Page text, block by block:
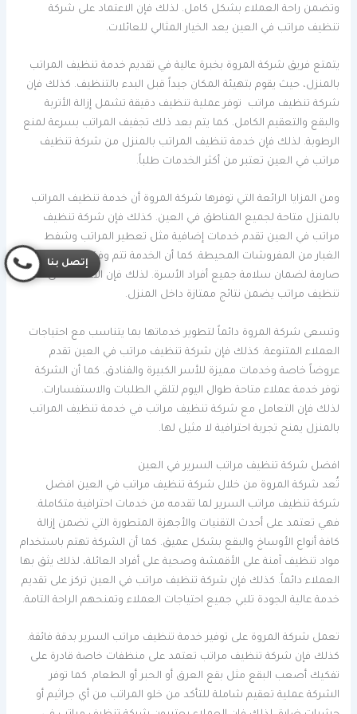
وتضمن راحة العملاء بشكل كامل. لذلك فإن الاعتماد على شركة
تنظيف مراتب في العين يعد الخيار المثالي للعائلات.
يتمتع فريق شركة المروة بخبرة عالية في تقديم خدمة تنظيف المراتب
بالمنزل، حيث يقوم بتهيئة المكان جيداً قبل البدء بالتنظيف. كذلك فإن
شركة تنظيف مراتب توفر عملية تنظيف دقيقة تشمل إزالة الأتربة
والبقع والتعقيم الكامل. كما يتم بعد ذلك تجفيف المراتب بسرعة لمنع
الرطوبة. لذلك فإن خدمة تنظيف المراتب بالمنزل من شركة تنظيف
مراتب في العين تعتبر من أكثر الخدمات طلباً.
ومن المزايا الرائعة التي توفرها شركة المروة أن خدمة تنظيف المراتب
بالمنزل متاحة لجميع المناطق في العين. كذلك فإن شركة تنظيف
مراتب في العين تقدم خدمات إضافية مثل تعطير المراتب وشفط
الغبار من المفروشات المحيطة. كما أن الخدمة تتم وفق معايير صحية
صارمة لضمان سلامة جميع أفراد الأسرة. لذلك فإن الاعتماد على شركة
تنظيف مراتب يضمن نتائج ممتازة داخل المنزل.
وتسعى شركة المروة دائماً لتطوير خدماتها بما يتناسب مع احتياجات
العملاء المتنوعة. كذلك فإن شركة تنظيف مراتب في العين تقدم
عروضاً خاصة وخدمات مميزة للأسر الكبيرة والفنادق. كما أن الشركة
توفر خدمة عملاء متاحة طوال اليوم لتلقي الطلبات والاستفسارات.
لذلك فإن التعامل مع شركة تنظيف مراتب في خدمة تنظيف المراتب
بالمنزل يمنح تجربة احترافية لا مثيل لها.
افضل شركة تنظيف مراتب السرير في العين
تُعد شركة المروة من خلال شركة تنظيف مراتب في العين افضل
شركة تنظيف مراتب السرير لما تقدمه من خدمات احترافية متكاملة.
فهي تعتمد على أحدث التقنيات والأجهزة المتطورة التي تضمن إزالة
كافة أنواع الأوساخ والبقع بشكل عميق. كما أن الشركة تهتم باستخدام
مواد تنظيف آمنة على الأقمشة وصحية على أفراد العائلة، لذلك يثق بها
العملاء دائماً. كذلك فإن شركة تنظيف مراتب في العين تركز على تقديم
خدمة عالية الجودة تلبي جميع احتياجات العملاء وتمنحهم الراحة التامة.
تعمل شركة المروة على توفير خدمة تنظيف مراتب السرير بدقة فائقة.
كذلك فإن شركة تنظيف مراتب تعتمد على منظفات خاصة قادرة على
تفكيك أصعب البقع مثل بقع العرق أو الحبر أو الطعام. كما توفر
الشركة عملية تعقيم شاملة للتأكد من خلو المراتب من أي جراثيم أو
إتصل بنا